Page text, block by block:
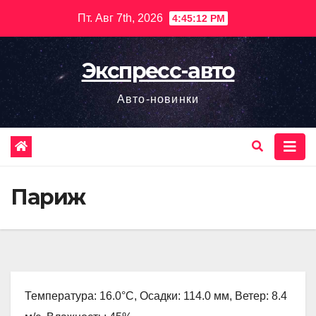
содержимому
Пт. Авг 7th, 2026 4:45:14 PM
Экспресс-авто
Авто-новинки
Париж
Температура: 16.0°C, Осадки: 114.0 мм, Ветер: 8.4